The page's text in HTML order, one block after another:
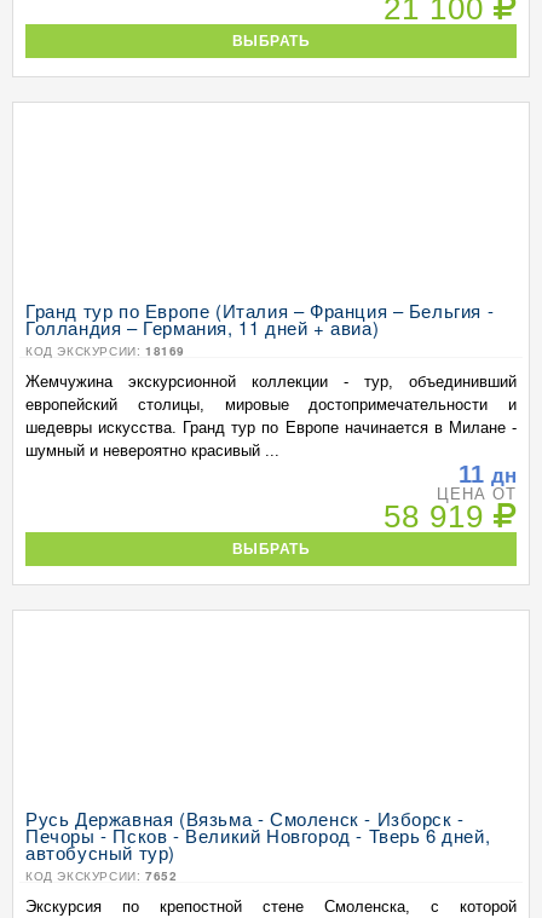
21 100
ВЫБРАТЬ
Гранд тур по Европе (Италия – Франция – Бельгия -
Голландия – Германия, 11 дней + авиа)
КОД ЭКСКУРСИИ: 18169
Жемчужина экскурсионной коллекции - тур, объединивший
европейский столицы, мировые достопримечательности и
шедевры искусства. Гранд тур по Европе начинается в Милане -
шумный и невероятно красивый ...
11 дн
ЦЕНА ОТ
58 919
ВЫБРАТЬ
Русь Державная (Вязьма - Смоленск - Изборск -
Печоры - Псков - Великий Новгород - Тверь 6 дней,
автобусный тур)
КОД ЭКСКУРСИИ: 7652
Экскурсия по крепостной стене Смоленска, с которой